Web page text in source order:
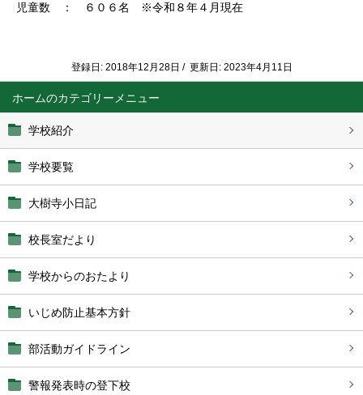
ホーム
学校紹介
学校要覧
大樹寺小日記
校長室だより
学校からのおたより
いじめ防止基本方針
部活動ガイドライン
警報発表時の登下校
児童数 ： ６０６名 ※令和８年４月現在
登録日: 2018年12月28日 / 更新日: 2023年4月11日